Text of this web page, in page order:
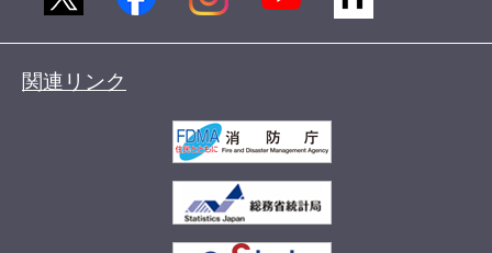
関連リンク